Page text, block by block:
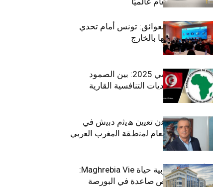
بين الطموح والعوائق: تونس أمام تحدي
استعادة كفاءاتها بالخارج
الاقتصاد التونسي 2025: بين الصمود
الاجتماعي وتحديات التنافسية القارية
ﺗﯾﺗرا ﺑﺎك ﺗﻌﻠن ﻋن ﺗﻌﯾﯾن ھﯾﺛم دﺑﯾش ﻓﻲ
ﻣﻧﺻب اﻟﻣدﯾر اﻟﻌﺎم ﻟﻣﻧطﻘﺔ اﻟﻣﻐرب اﻟﻌرﺑﻲ
وﻏرب أﻓرﯾﻘﯾﺎ
التأمينات المغربية حياة Maghrebia Vie:
فاعل رائد بفرص صاعدة في البورصة